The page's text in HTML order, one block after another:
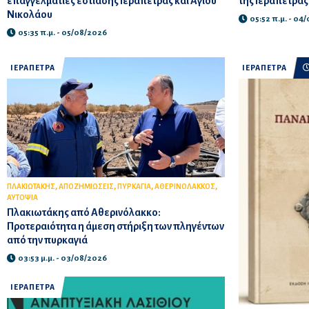
Νικολάου
05:35 π.μ. - 05/08/2026
05:52 π.μ. -
ΙΕΡΑΠΕΤΡΑ
ΠΛΑΚΙΩΤΑΚΗΣ,ΑΠΟΖΗΜΙΩΣΕΙΣ, ΠΥΡΚΑΓΙΑ,ΑΘΕΡΙΝΟΛΑΚΚΟΣ,
ΑΥΤΟΨΙΑ
Πλακιωτάκης από Αθερινόλακκο:
Προτεραιότητα η άμεση στήριξη των πληγέντων
από την πυρκαγιά
03:53 μ.μ. - 03/08/2026
ΙΕΡΑΠΕΤΡΑ
ΙΕΡΑΠΕΤΡΑ